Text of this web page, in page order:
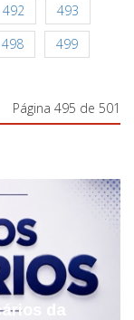
492
493
498
499
Página 495 de 501
da